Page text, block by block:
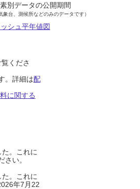
別データの公開期間
象台、測候所などのみのデータです）
ッシュ平年値図
くださ
。詳細は配
に関する
。これに
い。
。これに
年7月22